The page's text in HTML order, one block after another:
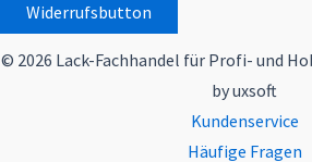
Widerrufsbutton
© 2026 Lack-Fachhandel für Profi- und
by uxsoft
Kundenservice
Häufige Fragen